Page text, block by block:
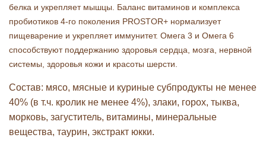
белка и укрепляет мышцы. Баланс витаминов и комплекса
пробиотиков 4-го поколения PROSTOR+ нормализует
пищеварение и укрепляет иммунитет. Омега 3 и Омега 6
способствуют поддержанию здоровья сердца, мозга, нервной
системы, здоровья кожи и красоты шерсти.
Состав: мясо, мясные и куриные субпродукты не менее
40% (в т.ч. кролик не менее 4%), злаки, горох, тыква,
морковь, загуститель, витамины, минеральные
вещества, таурин, экстракт юкки.